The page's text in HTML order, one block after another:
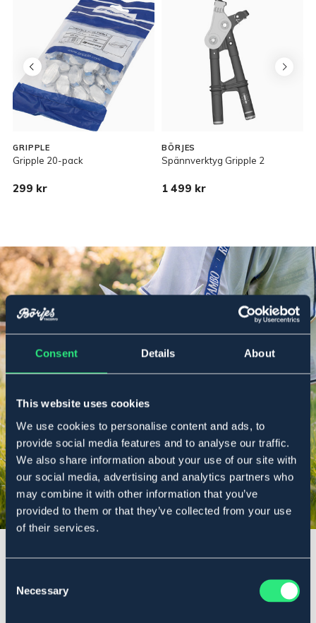
Consent Details About
This website uses cookies
We use cookies to personalise content and ads, to
provide social media features and to analyse our traffic.
We also share information about your use of our site with
our social media, advertising and analytics partners who
may combine it with other information that you’ve
provided to them or that they’ve collected from your use
of their services.
Selection
Necessary
GRIPPLE
Gripple 20-pack
299 kr
BÖRJES
Spännverktyg Gripple 2
1 499 kr
OAVSETT BEHOV
Flugskydd
Shoppa här